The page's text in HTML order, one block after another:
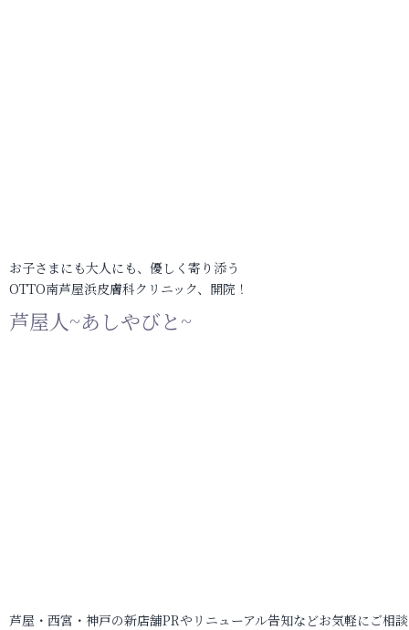
お子さまにも大人にも、優しく寄り添う
OTTO南芦屋浜皮膚科クリニック、開院！
芦屋人~あしやびと~
芦屋・西宮・神戸の新店舗PRやリニューアル告知などお気軽にご相